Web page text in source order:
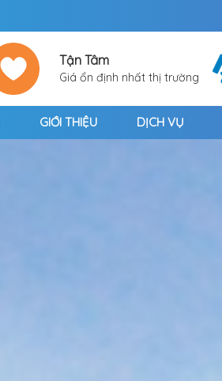
Tận Tâm
Giá ổn định nhất thị trường
GIỚI THIỆU DỊCH VỤ